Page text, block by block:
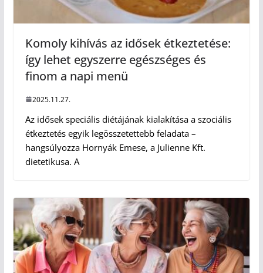
Komoly kihívás az idősek étkeztetése:
így lehet egyszerre egészséges és
finom a napi menü
2025.11.27.
Az idősek speciális diétájának kialakítása a szociális
étkeztetés egyik legösszetettebb feladata –
hangsúlyozza Hornyák Emese, a Julienne Kft.
dietetikusa. A